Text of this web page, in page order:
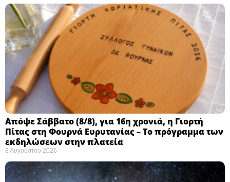
Απόψε Σάββατο (8/8), για 16η χρονιά, η Γιορτή
Πίτας στη Φουρνά Ευρυτανίας – Το πρόγραμμα των
εκδηλώσεων στην πλατεία
8 Αυγούστου 2026